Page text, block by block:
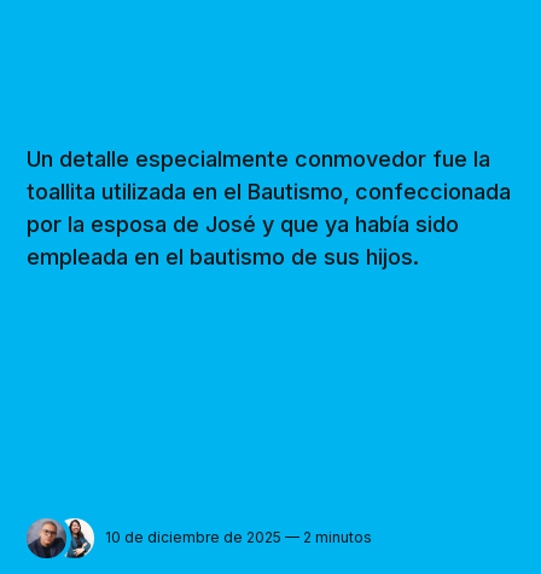
Un detalle especialmente conmovedor fue la
toallita utilizada en el Bautismo, confeccionada
por la esposa de José y que ya había sido
empleada en el bautismo de sus hijos.
10 de diciembre de 2025 — 2 minutos